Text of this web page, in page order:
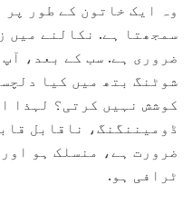
وہ ایک خاتون کے طور
سمجھتا ہے. نکالنے میں
ضروری ہے. سب کے بعد،
شوٹنگ بتھ میں کیا
کوشش نہیں کرتی؟ لہذا
ڈومیننگنگ، ناقابل
ضرورت ہے، منسلک ہو
ٹرافی ہو.